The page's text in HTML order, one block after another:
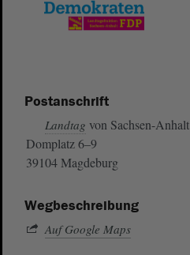
Postanschrift
Landtag von Sachsen-Anhalt
Domplatz 6–9
39104 Magdeburg
Wegbeschreibung
Auf Google Maps